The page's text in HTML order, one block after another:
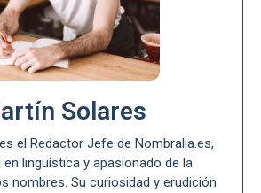
Solares
el Redactor Jefe de Nombralia.es,
lingüística y apasionado de la
nombres. Su curiosidad y erudición